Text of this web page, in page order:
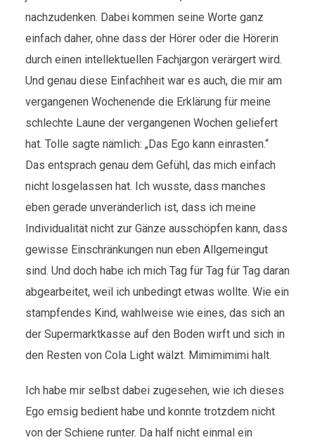
nachzudenken. Dabei kommen seine Worte ganz
einfach daher, ohne dass der Hörer oder die Hörerin
durch einen intellektuellen Fachjargon verärgert wird.
Und genau diese Einfachheit war es auch, die mir am
vergangenen Wochenende die Erklärung für meine
schlechte Laune der vergangenen Wochen geliefert
hat. Tolle sagte nämlich: „Das Ego kann einrasten.“
Das entsprach genau dem Gefühl, das mich einfach
nicht losgelassen hat. Ich wusste, dass manches
eben gerade unveränderlich ist, dass ich meine
Individualität nicht zur Gänze ausschöpfen kann, dass
gewisse Einschränkungen nun eben Allgemeingut
sind. Und doch habe ich mich Tag für Tag für Tag daran
abgearbeitet, weil ich unbedingt etwas wollte. Wie ein
stampfendes Kind, wahlweise wie eines, das sich an
der Supermarktkasse auf den Boden wirft und sich in
den Resten von Cola Light wälzt. Mimimimimi halt.
Ich habe mir selbst dabei zugesehen, wie ich dieses
Ego emsig bedient habe und konnte trotzdem nicht
von der Schiene runter. Da half nicht einmal ein